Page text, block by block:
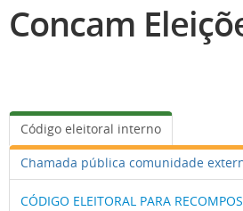
Concam
Código eleitoral interno
Chamada pública comunidade
CÓDIGO ELEITORAL PARA